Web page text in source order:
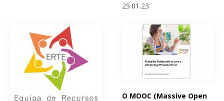
25.01.23
O MOOC (Massive Open